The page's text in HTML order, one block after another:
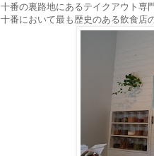
十番の裏路地にあるテイクアウト専
十番において最も歴史のある飲食店